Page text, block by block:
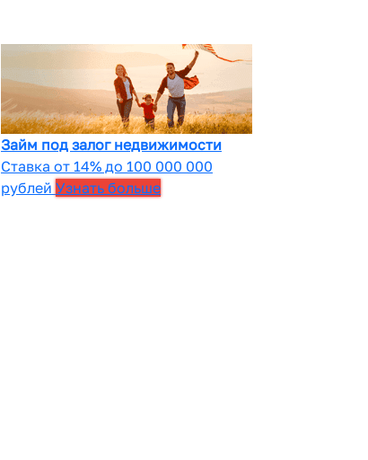
Займ под залог недвижимости
Ставка от 14% до 100 000 000
рублей Узнать больше